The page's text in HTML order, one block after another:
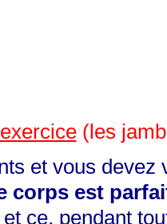
(les
et vous devez
corps est
et ce, pendant